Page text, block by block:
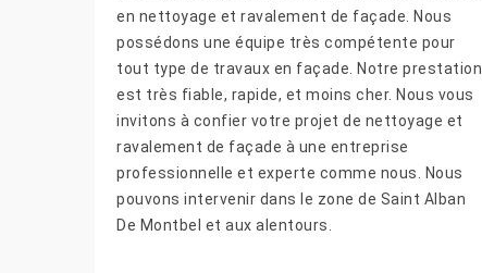
en nettoyage et ravalement de façade. Nous
possédons une équipe très compétente pour
tout type de travaux en façade. Notre prestation
est très fiable, rapide, et moins cher. Nous vous
invitons à confier votre projet de nettoyage et
ravalement de façade à une entreprise
professionnelle et experte comme nous. Nous
pouvons intervenir dans le zone de Saint Alban
De Montbel et aux alentours.